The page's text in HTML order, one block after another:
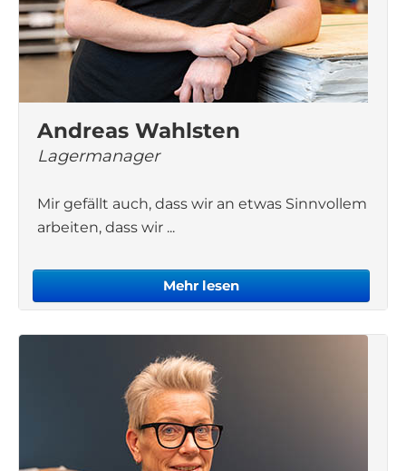
Andreas Wahlsten
Lagermanager
Mir gefällt auch, dass wir an etwas Sinnvollem
arbeiten, dass wir ...
Mehr lesen
Andreas Wahlsten arbeitet seit 2020 in
unserem Lager in Schweden. Davor war er
schon in den Jahren 2010-2018 bei uns tätig.
Die Lagermitarbeiter in Schweden kümmern
sich um den Versand von Produkten, die in